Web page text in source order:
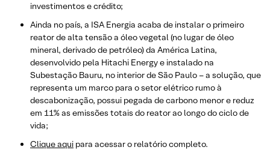
investimentos e crédito;
Ainda no país, a ISA Energia acaba de instalar o primeiro
reator de alta tensão a óleo vegetal (no lugar de óleo
mineral, derivado de petróleo) da América Latina,
desenvolvido pela Hitachi Energy e instalado na
Subestação Bauru, no interior de São Paulo – a solução, que
representa um marco para o setor elétrico rumo à
descabonização, possui pegada de carbono menor e reduz
em 11% as emissões totais do reator ao longo do ciclo de
vida;
Clique aqui para acessar o relatório completo.